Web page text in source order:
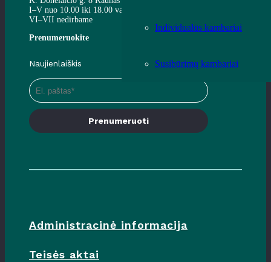
Individualūs kambariai
Susibūrimų kambariai
I–V nuo 10.00 iki 18.00 val.
VI–VII nedirbame
Prenumeruokite
Naujienlaiškis
Prenumeruoti
Administracinė informacija
Teisės aktai